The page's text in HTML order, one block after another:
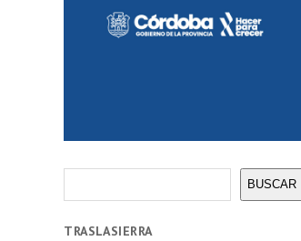
BUSCAR
TRASLASIERRA